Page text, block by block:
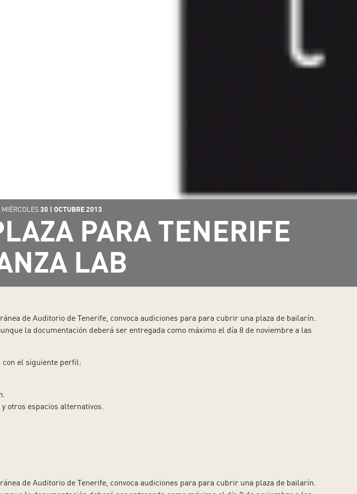
MIÉRCOLES30 | OCTUBRE 2013
PARA TENERIFE
LAB
de Auditorio de Tenerife, convoca audiciones para para cubrir una plaza de bailarín.
la documentación deberá ser entregada como máximo el día 8 de noviembre a las
con el siguiente perfil:
otros espacios alternativos.
de Auditorio de Tenerife, convoca audiciones para para cubrir una plaza de bailarín.